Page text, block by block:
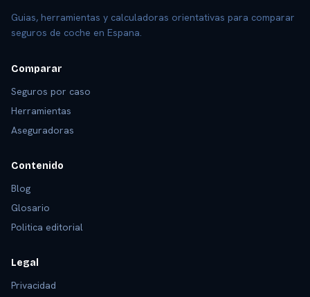
Guias, herramientas y calculadoras orientativas para comparar
seguros de coche en Espana.
Comparar
Seguros por caso
Herramientas
Aseguradoras
Contenido
Blog
Glosario
Politica editorial
Legal
Privacidad